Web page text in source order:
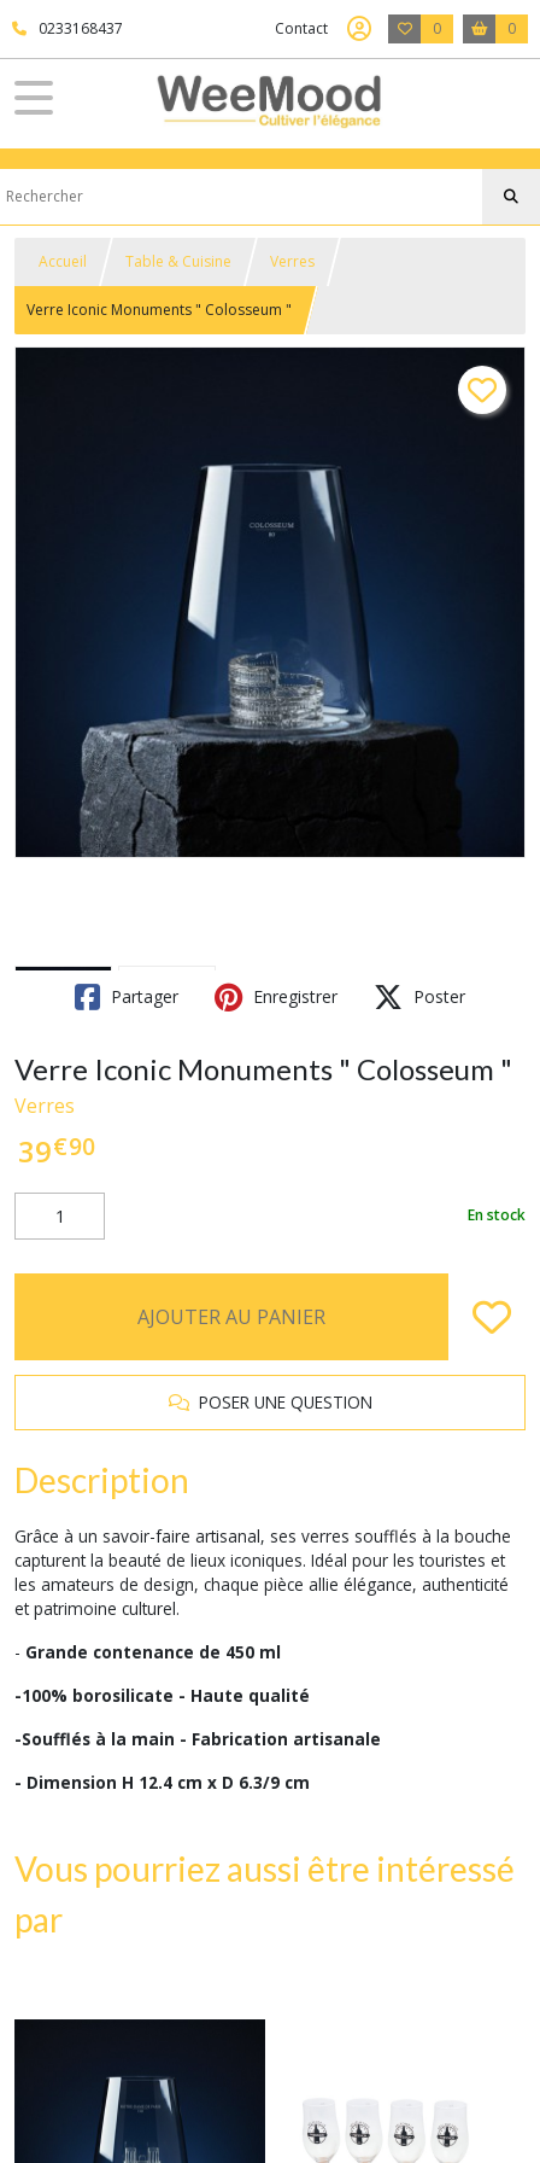
0233168437 Contact 0 0
Accueil Table & Cuisine Verres
Verre Iconic Monuments " Colosseum "
Partager Enregistrer Poster
Verre Iconic Monuments " Colosseum "
Verres
39€90
En stock
AJOUTER AU PANIER
POSER UNE QUESTION
Description
Grâce à un savoir-faire artisanal, ses verres soufflés à la bouche
capturent la beauté de lieux iconiques. Idéal pour les touristes et
les amateurs de design, chaque pièce allie élégance, authenticité
et patrimoine culturel.
- Grande contenance de 450 ml
-100% borosilicate - Haute qualité
-Soufflés à la main - Fabrication artisanale
- Dimension H 12.4 cm x D 6.3/9 cm
Vous pourriez aussi être intéressé
par